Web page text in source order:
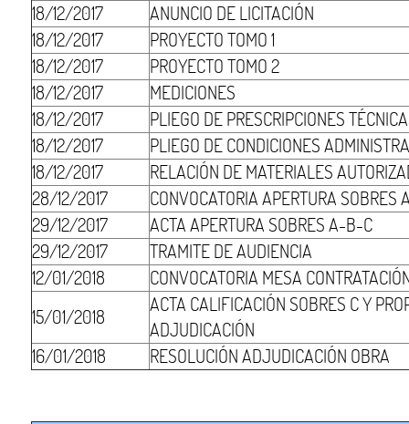
18/12/2017
ANUNCIO DE LICITACIÓN
18/12/2017
PROYECTO TOMO 1
18/12/2017
PROYECTO TOMO 2
18/12/2017
MEDICIONES
18/12/2017
PLIEGO DE PRESCRIPCIONES
18/12/2017
PLIEGO DE CONDICIONES
18/12/2017
RELACIÓN DE MATERIALES
28/12/2017
CONVOCATORIA APERTURA SOBRES
29/12/2017
ACTA APERTURA SOBRES A-B-C
29/12/2017
TRAMITE DE AUDIENCIA
12/01/2018
CONVOCATORIA MESA
15/01/2018
ACTA CALIFICACIÓN SOBRES C Y
ADJUDICACIÓN
16/01/2018
RESOLUCIÓN ADJUDICACIÓN OBRA